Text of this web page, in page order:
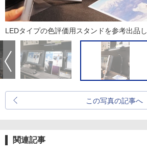
LEDタイプの色評価用スタンドを参考出品
この写真の記事へ
関連記事